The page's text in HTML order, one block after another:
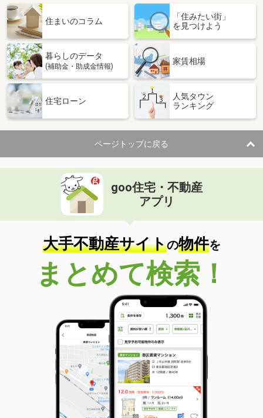
価 格
4.80万円
福島県いわき市常磐関船町３
専有面積 28.02m²
間取り
福島県郡山市安積町日出山１丁目
住 所
福島県郡山市安積町日出山１丁目
専有面積 72.92m²
間取り
2LDK
福島県福島市西中央４丁目
価 格
住 所
福島県福島市西中央４丁目
専有面積 42.37m²
間取り
1LDK
福島県郡山市田村町徳定字下河原
価 格
4.70万円
福島県郡山市田村町徳定字下河原
34m²
間取り
ワンルーム
福島県郡山市字十貫河原
価 格
4.60万円
住 所
福島県郡山市字十貫河原
専有面積 23.18m²
間取り
1K
住まいのコラム
「住みたい街」
を見つけよう
暮らしのデータ
(補助金・助成金情報)
家賃相場
住宅ローン
人気タウン
ランキング
ページトップに戻る
goo住宅・不動産
アプリ
大手不動産サイトの物件を
まとめて検索！